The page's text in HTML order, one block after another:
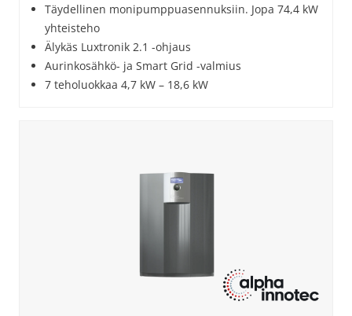
Täydellinen monipumppuasennuksiin. Jopa 74,4 kW
yhteisteho
Älykäs Luxtronik 2.1 -ohjaus
Aurinkosähkö- ja Smart Grid -valmius
7 teholuokkaa 4,7 kW – 18,6 kW